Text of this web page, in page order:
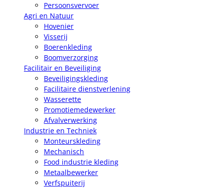
Persoonsvervoer
Agri en Natuur
Hovenier
Visserij
Boerenkleding
Boomverzorging
Facilitair en Beveiliging
Beveiligingskleding
Facilitaire dienstverlening
Wasserette
Promotiemedewerker
Afvalverwerking
Industrie en Techniek
Monteurskleding
Mechanisch
Food industrie kleding
Metaalbewerker
Verfspuiterij